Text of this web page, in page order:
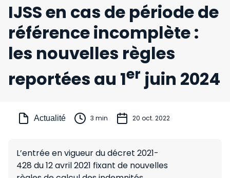
IJSS en cas de période de
référence incomplète :
les nouvelles règles
reportées au 1er juin 2024
Actualité 3 min 20 oct. 2022
L’entrée en vigueur du décret 2021-
428 du 12 avril 2021 fixant de nouvelles